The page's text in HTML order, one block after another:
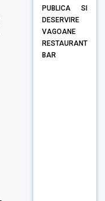
PUBLICA SI
DESERVIRE
VAGOANE
RESTAURANT
BAR